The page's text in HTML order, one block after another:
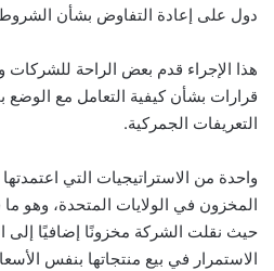
دول على إعادة التفاوض بشأن الشروط
هذا الإجراء قدم بعض الراحة للشركات
قرارات بشأن كيفية التعامل مع
التعريفات الجمركية.
واحدة من الاستراتيجيات التي
المخزون في الولايات المتحدة، وهو
حيث نقلت الشركة مخزونًا إضافيًا إلى
الاستمرار في بيع منتجاتها بنفس